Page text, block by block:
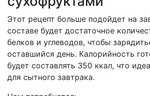
Этот рецепт больше подойдет на
составе будет достаточное
белков и углеводов, чтобы
оставшийся день. Калорийность
будет составлять 350 ккал, что
для сытного завтрака.